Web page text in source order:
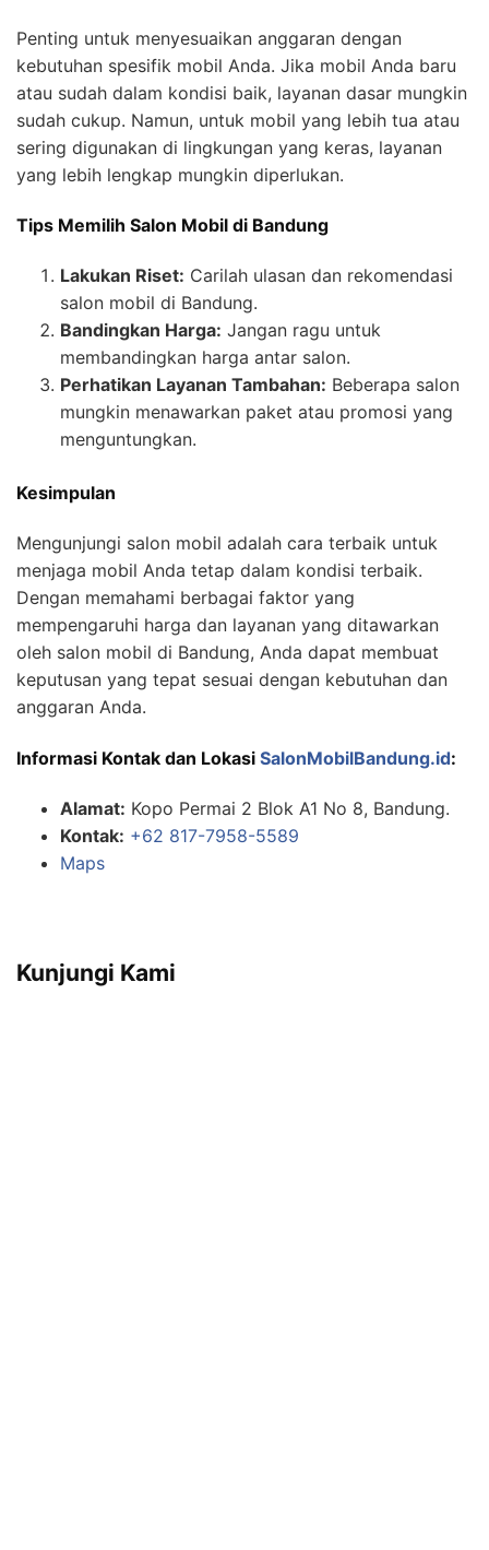
Penting untuk menyesuaikan anggaran dengan
kebutuhan spesifik mobil Anda. Jika mobil Anda baru
atau sudah dalam kondisi baik, layanan dasar mungkin
sudah cukup. Namun, untuk mobil yang lebih tua atau
sering digunakan di lingkungan yang keras, layanan
yang lebih lengkap mungkin diperlukan.
Tips Memilih Salon Mobil di Bandung
Lakukan Riset: Carilah ulasan dan rekomendasi
salon mobil di Bandung.
Bandingkan Harga: Jangan ragu untuk
membandingkan harga antar salon.
Perhatikan Layanan Tambahan: Beberapa salon
mungkin menawarkan paket atau promosi yang
menguntungkan.
Kesimpulan
Mengunjungi salon mobil adalah cara terbaik untuk
menjaga mobil Anda tetap dalam kondisi terbaik.
Dengan memahami berbagai faktor yang
mempengaruhi harga dan layanan yang ditawarkan
oleh salon mobil di Bandung, Anda dapat membuat
keputusan yang tepat sesuai dengan kebutuhan dan
anggaran Anda.
Informasi Kontak dan Lokasi SalonMobilBandung.id:
Alamat: Kopo Permai 2 Blok A1 No 8, Bandung.
Kontak: +62 817-7958-5589
Maps
Kunjungi Kami